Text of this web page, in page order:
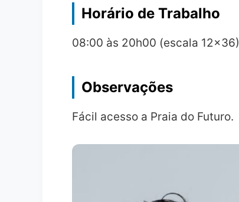
Horário de Trabalho
08:00 às 20h00 (escala 12x36)
Observações
Fácil acesso a Praia do Futuro.